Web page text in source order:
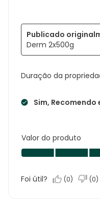
Duração da
Sim,
Publicado
Derm 2x500g
Valor do produto
Valor
do
5.0
Foi útil? (0) (0)